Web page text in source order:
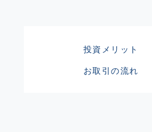
投資メリット
お取引の流れ